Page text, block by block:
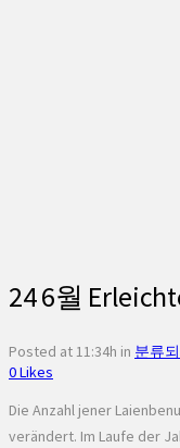
24 6월
Posted at 11:34h in 분류
0Likes
Die Anzahl jener
verändert. Im Laufe der